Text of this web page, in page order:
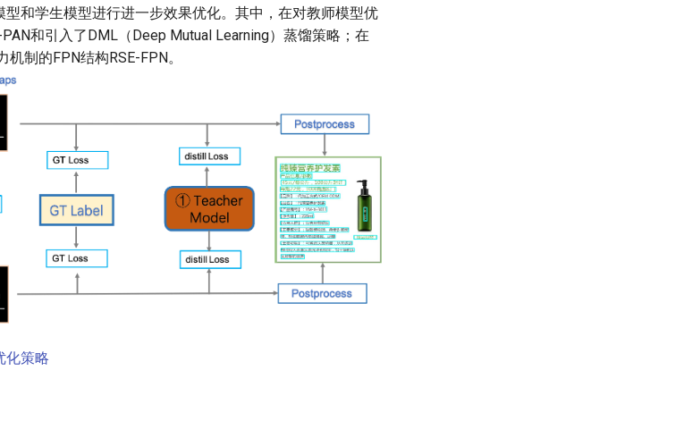
和学生模型进行进一步效果优化。其中，在对教师模型优
和引入了DML（Deep Mutual Learning）蒸馏策略；在
制的FPN结构RSE-FPN。
化策略